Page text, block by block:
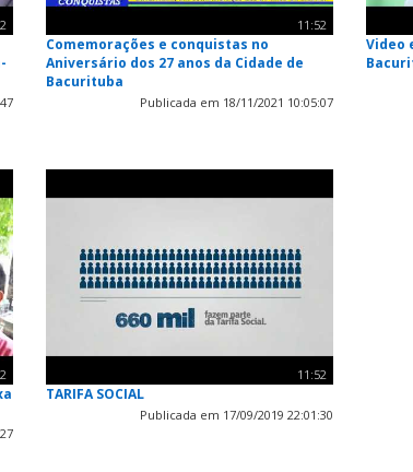
11:52
Comemorações e conquistas no
Aniversário dos 27 anos da Cidade de
Bacurituba
Publicada em 18/11/2021 10:05:07
Video
11:52
TARIFA SOCIAL
Publicada em 17/09/2019 22:01:30